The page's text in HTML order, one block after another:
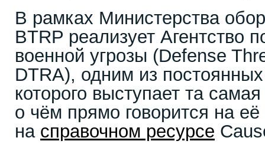
В рамках Министерства
BTRP реализует Агентство
военной угрозы (Defense
DTRA), одним из
которого выступает та
о чём прямо говорится на её
на справочном ресурсе